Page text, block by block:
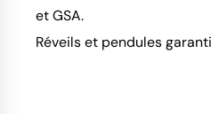
et GSA.
Réveils et pendules